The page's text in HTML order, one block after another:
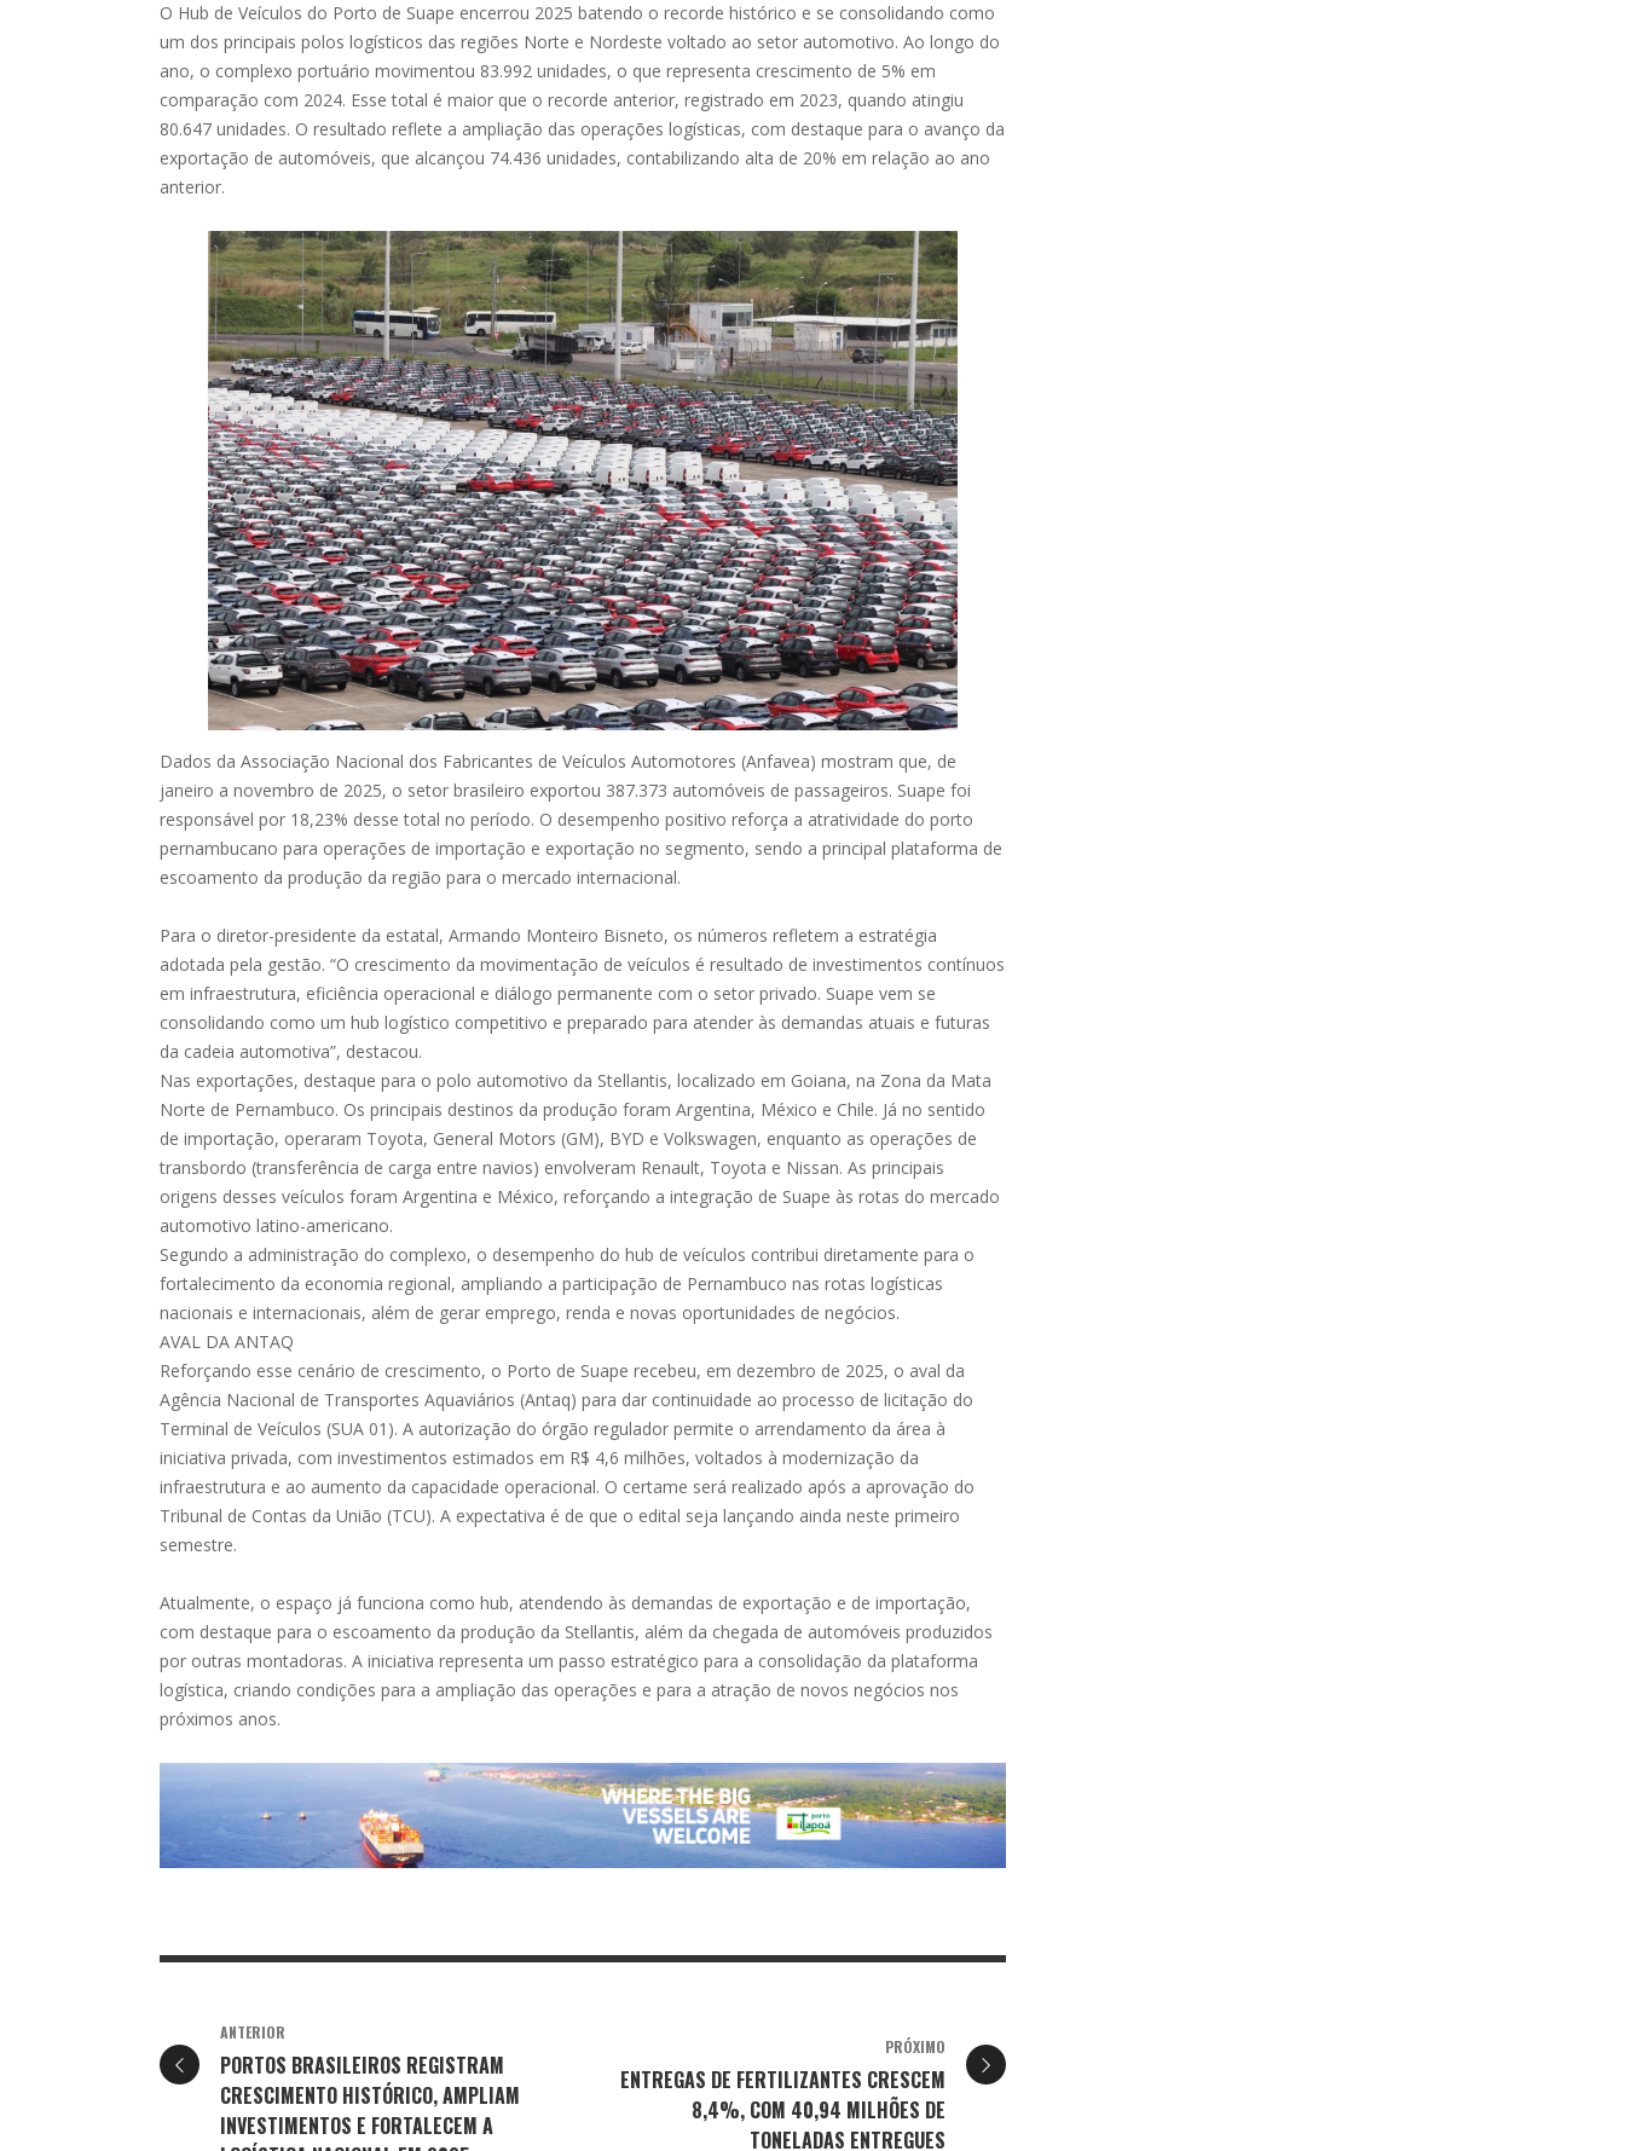
O Hub de Veículos do Porto de Suape encerrou 2025 batendo o recorde histórico e se consolidando como
um dos principais polos logísticos das regiões Norte e Nordeste voltado ao setor automotivo. Ao longo do
ano, o complexo portuário movimentou 83.992 unidades, o que representa crescimento de 5% em
comparação com 2024. Esse total é maior que o recorde anterior, registrado em 2023, quando atingiu
80.647 unidades. O resultado reflete a ampliação das operações logísticas, com destaque para o avanço da
exportação de automóveis, que alcançou 74.436 unidades, contabilizando alta de 20% em relação ao ano
anterior.
Dados da Associação Nacional dos Fabricantes de Veículos Automotores (Anfavea) mostram que, de
janeiro a novembro de 2025, o setor brasileiro exportou 387.373 automóveis de passageiros. Suape foi
responsável por 18,23% desse total no período. O desempenho positivo reforça a atratividade do porto
pernambucano para operações de importação e exportação no segmento, sendo a principal plataforma de
escoamento da produção da região para o mercado internacional.
Para o diretor-presidente da estatal, Armando Monteiro Bisneto, os números refletem a estratégia
adotada pela gestão. “O crescimento da movimentação de veículos é resultado de investimentos contínuos
em infraestrutura, eficiência operacional e diálogo permanente com o setor privado. Suape vem se
consolidando como um hub logístico competitivo e preparado para atender às demandas atuais e futuras
da cadeia automotiva”, destacou.
Nas exportações, destaque para o polo automotivo da Stellantis, localizado em Goiana, na Zona da Mata
Norte de Pernambuco. Os principais destinos da produção foram Argentina, México e Chile. Já no sentido
de importação, operaram Toyota, General Motors (GM), BYD e Volkswagen, enquanto as operações de
transbordo (transferência de carga entre navios) envolveram Renault, Toyota e Nissan. As principais
origens desses veículos foram Argentina e México, reforçando a integração de Suape às rotas do mercado
automotivo latino-americano.
Segundo a administração do complexo, o desempenho do hub de veículos contribui diretamente para o
fortalecimento da economia regional, ampliando a participação de Pernambuco nas rotas logísticas
nacionais e internacionais, além de gerar emprego, renda e novas oportunidades de negócios.
AVAL DA ANTAQ
Reforçando esse cenário de crescimento, o Porto de Suape recebeu, em dezembro de 2025, o aval da
Agência Nacional de Transportes Aquaviários (Antaq) para dar continuidade ao processo de licitação do
Terminal de Veículos (SUA 01). A autorização do órgão regulador permite o arrendamento da área à
iniciativa privada, com investimentos estimados em R$ 4,6 milhões, voltados à modernização da
infraestrutura e ao aumento da capacidade operacional. O certame será realizado após a aprovação do
Tribunal de Contas da União (TCU). A expectativa é de que o edital seja lançando ainda neste primeiro
semestre.
Atualmente, o espaço já funciona como hub, atendendo às demandas de exportação e de importação,
com destaque para o escoamento da produção da Stellantis, além da chegada de automóveis produzidos
por outras montadoras. A iniciativa representa um passo estratégico para a consolidação da plataforma
logística, criando condições para a ampliação das operações e para a atração de novos negócios nos
próximos anos.
ANTERIOR
PORTOS BRASILEIROS REGISTRAM
CRESCIMENTO HISTÓRICO, AMPLIAM
INVESTIMENTOS E FORTALECEM A
PRÓXIMO
ENTREGAS DE FERTILIZANTES CRESCEM
8,4%, COM 40,94 MILHÕES DE
TONELADAS ENTREGUES